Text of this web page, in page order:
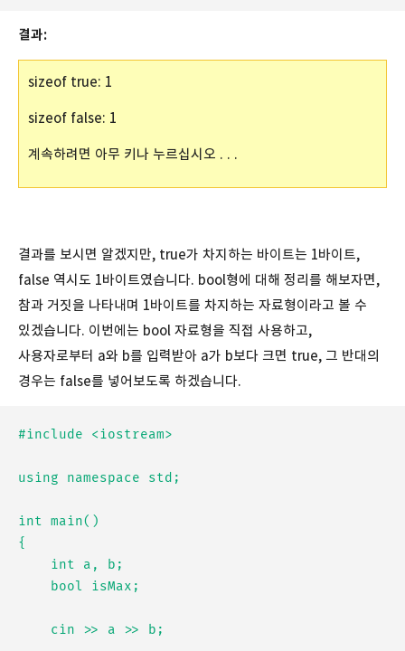
결과:
sizeof true: 1
sizeof false: 1
계속하려면 아무 키나 누르십시오 . . .
결과를 보시면 알겠지만, true가 차지하는 바이트는 1바이트,
false 역시도 1바이트였습니다. bool형에 대해 정리를 해보자면,
참과 거짓을 나타내며 1바이트를 차지하는 자료형이라고 볼 수
있겠습니다. 이번에는 bool 자료형을 직접 사용하고,
사용자로부터 a와 b를 입력받아 a가 b보다 크면 true, 그 반대의
경우는 false를 넣어보도록 하겠습니다.
#include <iostream>
using namespace std;
int main()
{